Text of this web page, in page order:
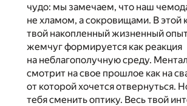
чудо: мы замечаем, что наш
не хламом, а сокровищами. В этой
твой накопленный жизненный
жемчуг формируется как реакция
на неблагополучную среду.
смотрит на свое прошлое как на
от которой хочется отвернуться.
тебя сменить оптику. Весь твой